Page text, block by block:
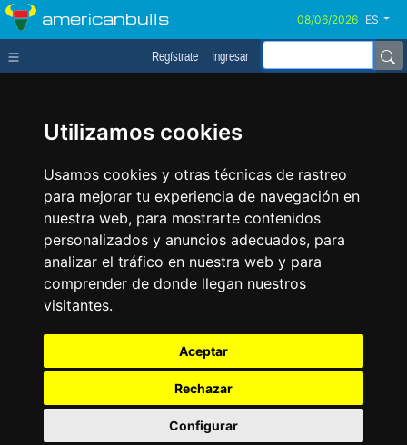
Utilizamos cookies
Usamos cookies y otras técnicas de rastreo
para mejorar tu experiencia de navegación en
nuestra web, para mostrarte contenidos
personalizados y anuncios adecuados, para
analizar el tráfico en nuestra web y para
comprender de donde llegan nuestros
visitantes.
Aceptar
Rechazar
Configurar
americanbulls ES
Regístrate Ingresar